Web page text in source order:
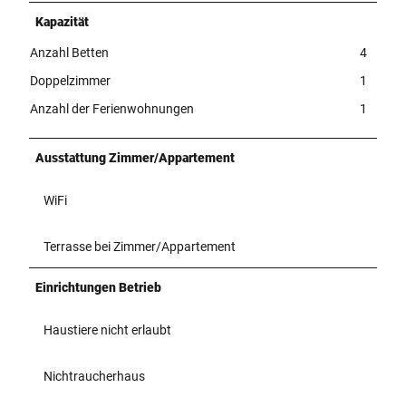
Kapazität
Anzahl Betten
4
Doppelzimmer
1
Anzahl der Ferienwohnungen
1
Ausstattung Zimmer/Appartement
WiFi
Terrasse bei Zimmer/Appartement
Einrichtungen Betrieb
Haustiere nicht erlaubt
Nichtraucherhaus